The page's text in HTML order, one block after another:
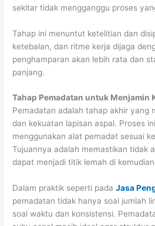
sekitar tidak mengganggu proses
Tahap ini menuntut ketelitian dan
ketebalan, dan ritme kerja dijaga
penghamparan akan lebih rata dan
panjang.
Tahap Pemadatan untuk Menjamin
Pemadatan adalah tahap akhir yang
dan kekuatan lapisan aspal. Proses
menggunakan alat pemadat sesuai
Tujuannya adalah memastikan tidak
dapat menjadi titik lemah di
Dalam praktik seperti padaJasa
pemadatan tidak hanya soal jumlah
soal waktu dan konsistensi.